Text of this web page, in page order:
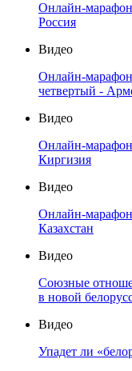
Онлайн-
Россия
Видео
Онлайн-
четвертый -
Видео
Онлайн-
Киргизия
Видео
Онлайн-
Казахстан
Видео
Союзные
в новой
Видео
Упадет ли